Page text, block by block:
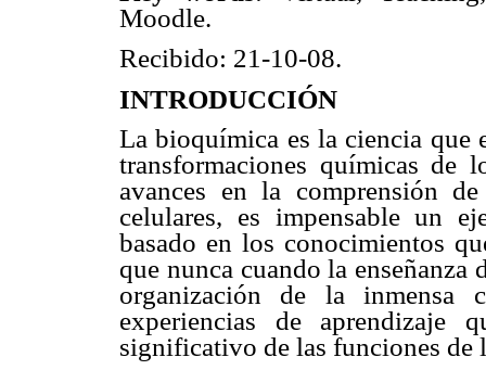
Moodle.
Recibido: 21-10-08.
INTRODUCCIÓN
La bioquímica es la ciencia que
transformaciones químicas de
avances en la comprensión
celulares, es impensable un
basado en los conocimientos
que nunca cuando la
organización de la inmensa
experiencias de aprendizaje
significativo de las funciones de